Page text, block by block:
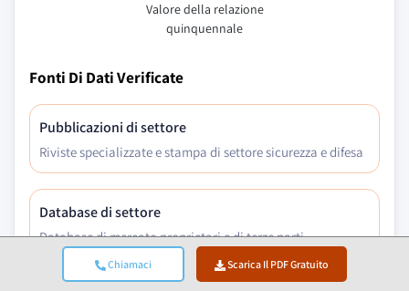
Chiamaci Scarica Il PDF Gratuito
Valore della relazione
quinquennale
Fonti Di Dati Verificate
Pubblicazioni di settore
Riviste specializzate e stampa di settore sicurezza e difesa
Database di settore
Database di mercato proprietari e di terze parti